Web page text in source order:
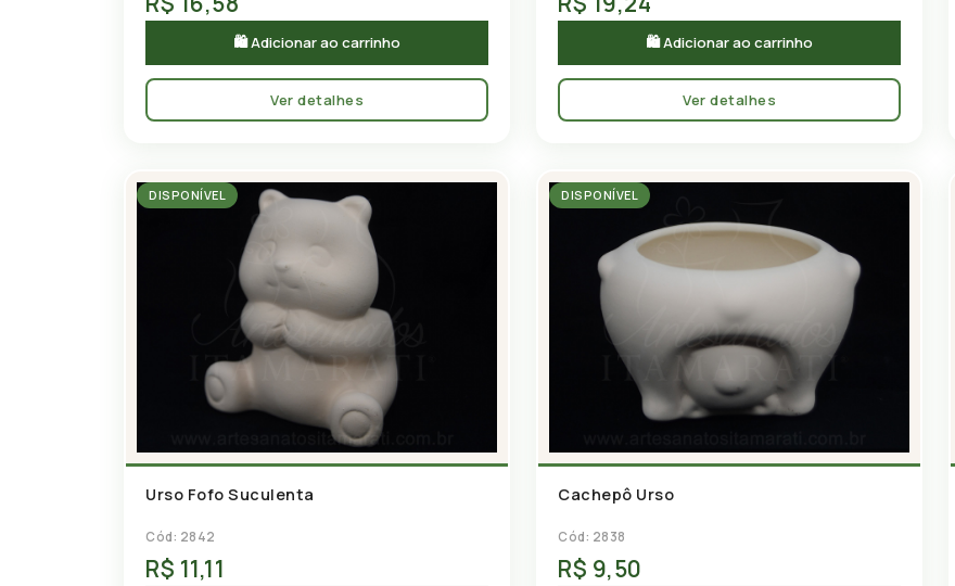
🛍 Adicionar ao carrinho
Ver detalhes
🛍 Adicionar ao carrinho
Ver detalhes
DISPONÍVEL
Urso Fofo Suculenta
Cód: 2842
R$ 11,11
DISPONÍVEL
Cachepô Urso
Cód: 2838
R$ 9,50